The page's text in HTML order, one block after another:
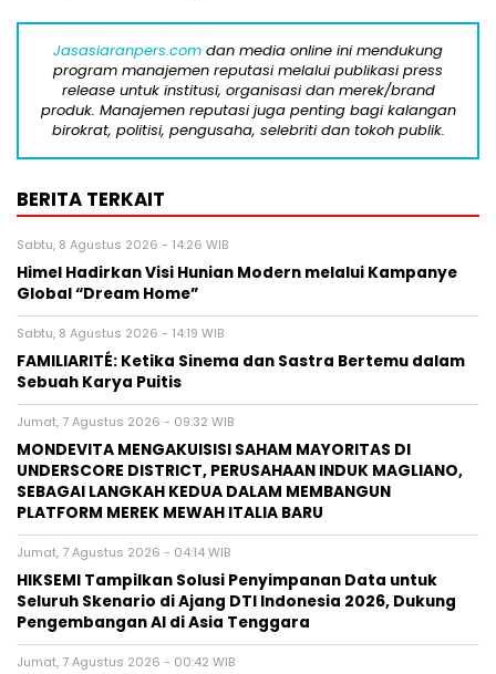
Jasasiaranpers.com dan media online ini mendukung
program manajemen reputasi melalui publikasi press
release untuk institusi, organisasi dan merek/brand
produk. Manajemen reputasi juga penting bagi kalangan
birokrat, politisi, pengusaha, selebriti dan tokoh publik.
BERITA TERKAIT
Sabtu, 8 Agustus 2026 - 14:26 WIB
Himel Hadirkan Visi Hunian Modern melalui Kampanye
Global “Dream Home”
Sabtu, 8 Agustus 2026 - 14:19 WIB
FAMILIARITÉ: Ketika Sinema dan Sastra Bertemu dalam
Sebuah Karya Puitis
Jumat, 7 Agustus 2026 - 09:32 WIB
MONDEVITA MENGAKUISISI SAHAM MAYORITAS DI
UNDERSCORE DISTRICT, PERUSAHAAN INDUK MAGLIANO,
SEBAGAI LANGKAH KEDUA DALAM MEMBANGUN
PLATFORM MEREK MEWAH ITALIA BARU
Jumat, 7 Agustus 2026 - 04:14 WIB
HIKSEMI Tampilkan Solusi Penyimpanan Data untuk
Seluruh Skenario di Ajang DTI Indonesia 2026, Dukung
Pengembangan AI di Asia Tenggara
Jumat, 7 Agustus 2026 - 00:42 WIB